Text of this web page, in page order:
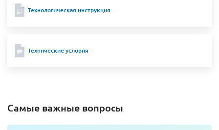
Технологическая инструкция
Технические условия
Самые важные вопросы